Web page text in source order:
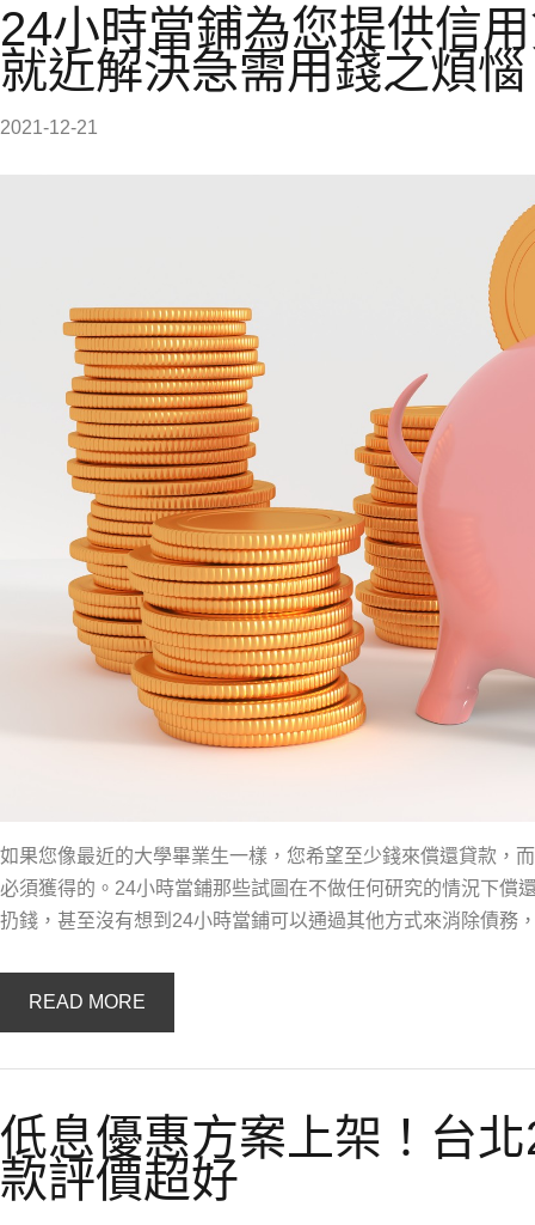
24小時當鋪為您提供信
就近解決急需用錢之煩
2021-12-21
如果您像最近的大學畢業生一樣，您希望至少錢來償還貸款，
必須獲得的。24小時當鋪那些試圖在不做任何研究的情況下償
扔錢，甚至沒有想到24小時當鋪可以通過其他方式來消除債務
READ MORE
低息優惠方案上架！台
款評價超好